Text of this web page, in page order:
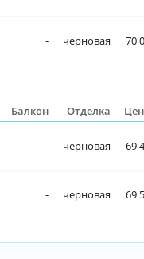
- черновая 70
Балкон Отделка
- черновая 69
- черновая 69